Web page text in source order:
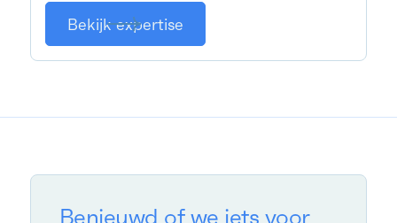
Bekijk expertise
Benieuwd of we iets voor